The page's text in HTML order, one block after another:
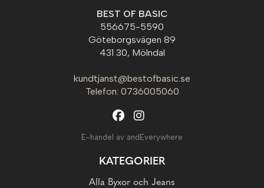
BEST OF BASIC
556675-5590
Göteborgsvägen 89
431 30, Mölndal
kundtjanst@bestofbasic.se
Telefon: 0736005060
E-handel av andEverywhere
KATEGORIER
Alla Byxor och Jeans